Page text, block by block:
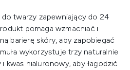
do twarzy zapewniający do 24
pomaga wzmacniać i
barierę skóry, aby zapobiegać
wykorzystuje trzy naturalnie
kwas hialuronowy, aby łagodzić